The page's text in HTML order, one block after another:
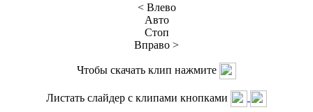
< Влево
Авто
Стоп
Вправо >
Чтобы скачать клип нажмите
Листать слайдер с клипами кнопками